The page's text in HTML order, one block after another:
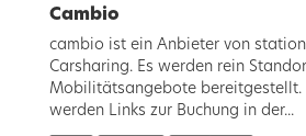
Cambio
cambio ist ein Anbieter von
Carsharing. Es werden rein
Mobilitätsangebote bereitgestellt.
werden Links zur Buchung in der...